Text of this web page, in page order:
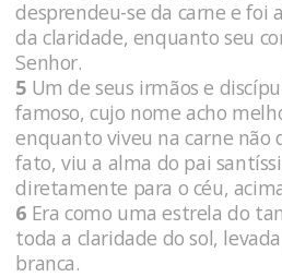
desprendeu-se da carne e foi
da claridade, enquanto seu
Senhor.
5 Um de seus irmãos e
famoso, cujo nome acho
enquanto viveu na carne não
fato, viu a alma do pai
diretamente para o céu,
6 Era como uma estrela do
toda a claridade do sol,
branca.